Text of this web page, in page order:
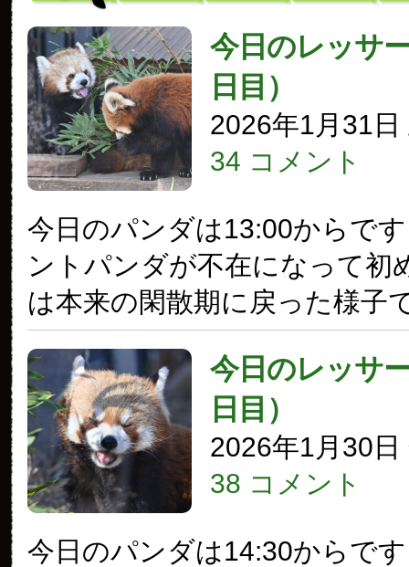
今日のレッサ
日目）
2026年1月31日
34 コメント
今日のパンダは13:00からで
ントパンダが不在になって初
は本来の閑散期に戻った様子
今日のレッサ
日目）
2026年1月30日
38 コメント
今日のパンダは14:30からで